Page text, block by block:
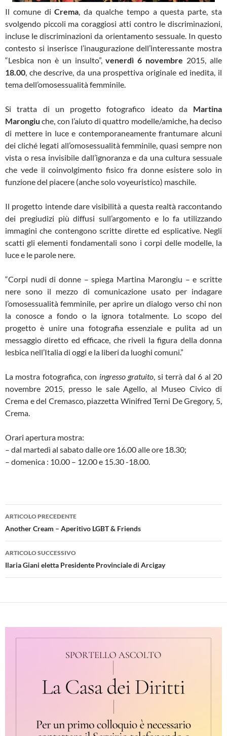
Il comune diCrema , da qualche tempo a questa parte, sta
svolgendo piccoli ma coraggiosi atti contro le discriminazioni,
incluse le discriminazioni da orientamento sessuale. In questo
contesto si inserisce l’inaugurazione dell’interessante mostra
“Lesbica non è un insulto”,venerdì 6 novembre 2015, alle
18.00 , che descrive, da una prospettiva originale ed inedita, il
tema dell’omosessualità femminile.
Si tratta di un progetto fotografico ideato da Martina
Marongiu che, con l’aiuto di quattro modelle/amiche, ha deciso
di mettere in luce e contemporaneamente frantumare alcuni
dei cliché legati all’omosessualità femminile, quasi sempre non
vista o resa invisibile dall’ignoranza e da una cultura sessuale
che vede il coinvolgimento fisico fra donne esistere solo in
funzione del piacere (anche solo voyeuristico) maschile.
Il progetto intende dare visibilità a questa realtà raccontando
dei pregiudizi più diffusi sull’argomento e lo fa utilizzando
immagini che contengono scritte dirette ed esplicative. Negli
scatti gli elementi fondamentali sono i corpi delle modelle, la
luce e le parole nere.
“Corpi nudi di donne – spiega Martina Marongiu – e scritte
nere sono il mezzo di comunicazione usato per indagare
l’omosessualità femminile, per aprire un dialogo verso chi non
la conosce a fondo o la ignora totalmente. Lo scopo del
progetto è unire una fotografia essenziale e pulita ad un
messaggio diretto ed efficace, che riveli la figura della donna
lesbica nell’Italia di oggi e la liberi da luoghi comuni.”
La mostra fotografica, con ingresso gratuito si terrà dal 6 al 20
novembre 2015, presso le sale Agello, al Museo Civico di
Crema e del Cremasco, piazzetta Winifred Terni De Gregory, 5,
Crema.
Orari apertura mostra:
– dal martedì al sabato dalle ore 16.00 alle ore 18.30;
– domenica : 10.00 – 12.00 e 15.30 -18.00.
Navigazione
articolo
ARTICOLO PRECEDENTE
Another Cream – Aperitivo LGBT & Friends
ARTICOLO SUCCESSIVO
Ilaria Giani eletta Presidente Provinciale di Arcigay